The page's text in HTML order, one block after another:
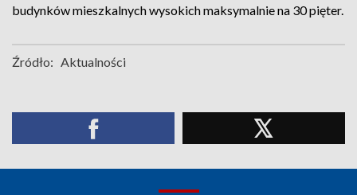
budynków mieszkalnych wysokich maksymalnie na 30 pięter.
Źródło: Aktualności